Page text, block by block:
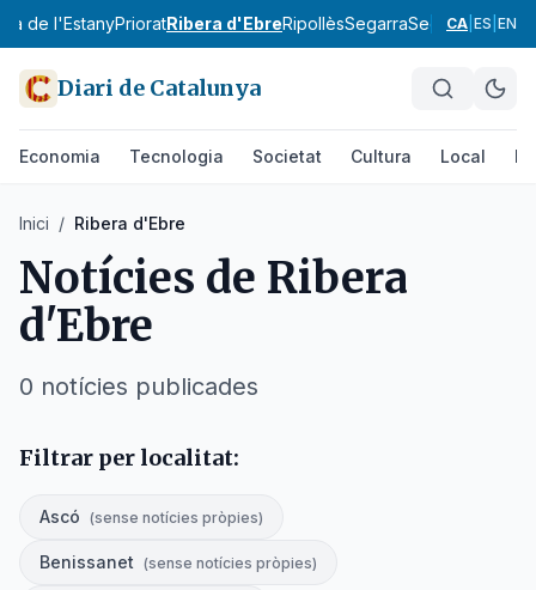
Pla de l'EstanyPrioratRibera d'EbreRipollèsSegarraSegriàSelva
CA ES EN
Diari de Catalunya
Economia Tecnologia Societat Cultura Local
Inici / Ribera d'Ebre
Notícies de Ribera
d'Ebre
0 notícies publicades
Filtrar per localitat:
Ascó (sense notícies pròpies)
Benissanet (sense notícies pròpies)